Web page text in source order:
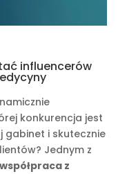
influencerów
konkurencja jest
gabinet i skutecznie
Jednym z
współpraca z